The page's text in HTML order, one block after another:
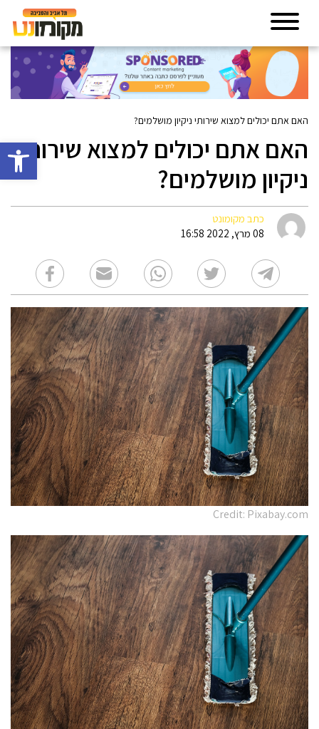
פתח
האם אתם יכולים למצוא שירותי ניקיון מושלמים?
האם אתם יכולים למצוא שירותי
ניקיון מושלמים?
כתב מקומונט
08 מרץ, 2022 16:58
Credit: Pixabay.com